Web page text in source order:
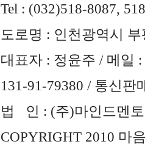
Tel : (032)518-8087,
도로명 : 인천광역시
대표자 : 정윤주 / 메일 :
131-91-79380 / 통신판
법 인 : (주)마인드멘토
COPYRIGHT 2010 마